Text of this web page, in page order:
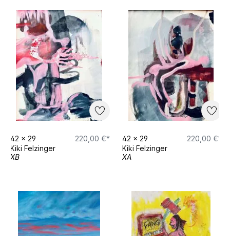
42 x 29
220,00 €*
Kiki Felzinger
XB
42 x 29
220,00 €*
Kiki Felzinger
XA